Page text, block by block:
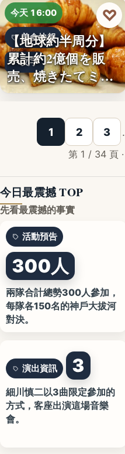
文字
今天 16:00
美食快報
文字
【地球約半周分】
累計約2億個を販
売、焼きたてミニ
クロワッ…
♡
1 2 3
第 1 / 34 頁
今日最震撼 TOP
先看最震撼的事實
活動預告
300人
兩隊合計總勢300人參加，
每隊各150名的神戶大拔河
對決。
演出資訊 3
細川慎二以3曲限定參加的
方式，客座出演這場音樂
會。